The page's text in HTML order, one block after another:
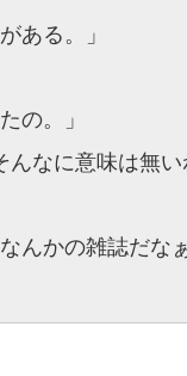
ある。」
の。」
なに意味は無い
んかの雑誌だな